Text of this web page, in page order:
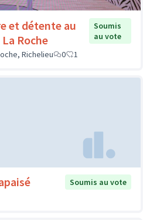
et détente au
Roche
Soumis
au vote
Richelieu
0 1
Soumis au vote